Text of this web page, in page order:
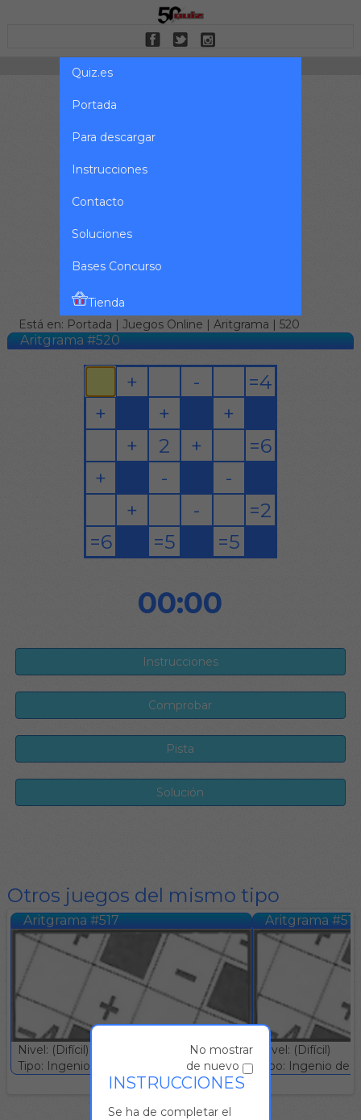
Quiz.es
Portada
Para descargar
Instrucciones
Contacto
Soluciones
Bases Concurso
Tienda
Está en: Portada | Juegos Online | Aritgrama | 520
Aritgrama #520
00:00
Otros juegos del mismo tipo
Aritgrama #517
Nivel: (Difícil)
Tipo: Ingenio deductivo :: Gratuito
Aritgrama #518
Nivel: (Difícil)
Tipo: Ingenio
No mostrar
de nuevo
INSTRUCCIONES
Se ha de completar el